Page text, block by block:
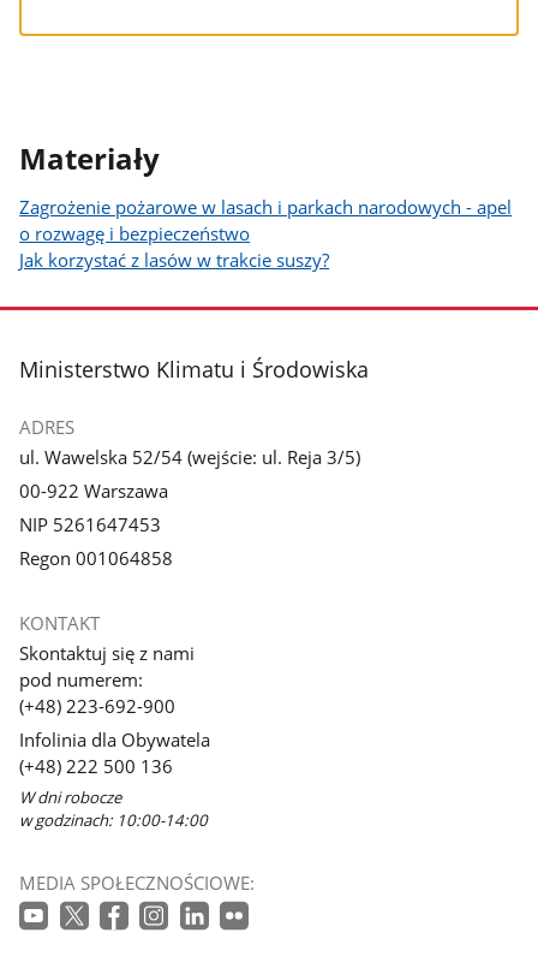
Materiały
Zagrożenie pożarowe w lasach i parkach narodowych - apel
o rozwagę i bezpieczeństwo
Jak korzystać z lasów w trakcie suszy?
stopka
Ministerstwo Klimatu i Środowiska
ADRES
ul. Wawelska 52/54 (wejście: ul. Reja 3/5)
00-922 Warszawa
NIP 5261647453
Regon 001064858
KONTAKT
Skontaktuj się z nami
pod numerem:
(+48) 223-692-900
Infolinia dla Obywatela
(+48) 222 500 136
W dni robocze
w godzinach: 10:00-14:00
MEDIA SPOŁECZNOŚCIOWE: